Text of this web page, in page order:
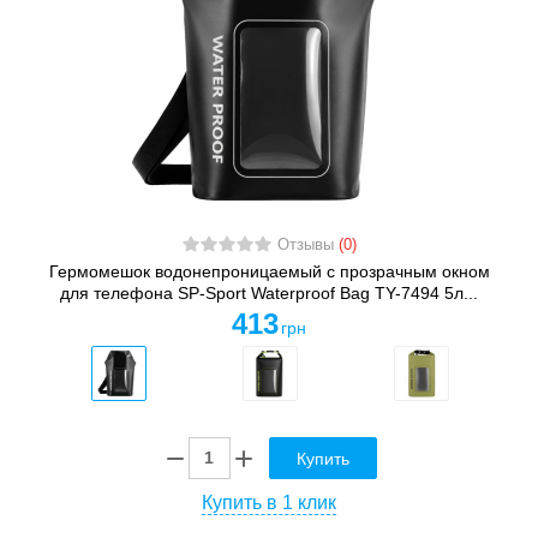
Отзывы (0)
Гермомешок водонепроницаемый с прозрачным окном
для телефона SP-Sport Waterproof Bag TY-7494 5л...
413 грн
Купить
Купить в 1 клик